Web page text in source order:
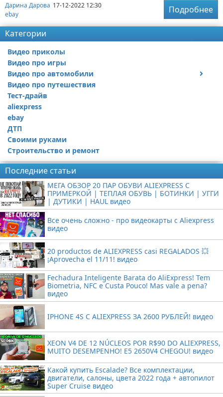
Дарина Дарова 17-12-2022 12:30
ebay
Подробнее
Категории
Видео приколы
Видео про игры
Видео про автомобили
Ремонт автомобиля
Видео про путешествия
Тест-драйв
aliexpress
ebay
ДТП
Своими руками
Строительство и ремонт
Последние статьи
МЕГА ОБЗОР 20 ПАР ОБУВИ ALIEXPRESS С
ПРИМЕРКОЙ | ТЕПЛАЯ ОБУВЬ | БОТИНКИ | УГГИ
| ДУТИКИ | HAUL видео
Все очень сложно - про видеокарты с Aliexpress
видео
20 productos de ALIEXPRESS casi REGALADOS 💥
¡Aprovecha el 11/11! видео
Fechadura Inteligente Barata do AliExpress! Tem
Biometria, NFC e Custa Pouco! Mas vale a pena?
видео
IPHONE 4S С ALIEXPRESS ЗА 2600 РУБЛЕЙ! видео
XEON V4 DE 12 NÚCLEOS POR R$90 DO ALIEXPRESS,
MUITO DESEMPENHO! E5 2650V4 CHEGOU! видео
Какой купить Escalade? Все комплектации,
двигатели, салоны, цвета 2022 года + автопилот
Super Cruise видео